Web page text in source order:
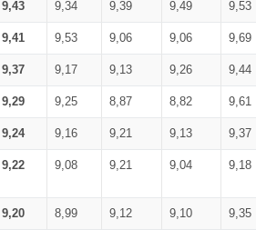
9,43 9,34 9,39 9,49 9,53
9,41 9,53 9,06 9,06 9,69
9,37 9,17 9,13 9,26 9,44
9,29 9,25 8,87 8,82 9,61
9,24 9,16 9,21 9,13 9,37
9,22 9,08 9,21 9,04 9,18
9,20 8,99 9,12 9,10 9,35